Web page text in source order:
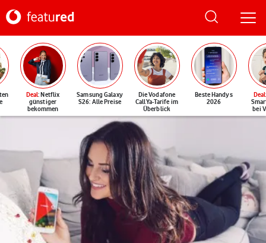
Deal: Netflix
günstiger
bekommen
Samsung Galaxy
S26: Alle Preise
Die Vodafone
CallYa-Tarife im
Überblick
Beste Handys
2026
Deal
bei